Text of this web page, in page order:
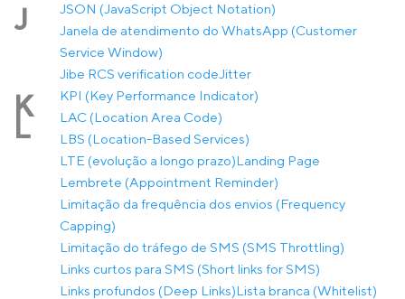
J
JSON (JavaScript Object Notation)
Janela de atendimento do WhatsApp (Customer
Service Window)
Jibe RCS verification codeJitter
K KPI (Key Performance Indicator)
L
LAC (Location Area Code)
LBS (Location-Based Services)
LTE (evolução a longo prazo)Landing Page
Lembrete (Appointment Reminder)
Limitação da frequência dos envios (Frequency
Capping)
Limitação do tráfego de SMS (SMS Throttling)
Links curtos para SMS (Short links for SMS)
Links profundos (Deep Links)Lista branca (Whitelist)